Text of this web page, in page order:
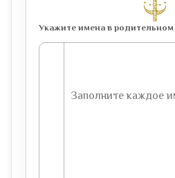
Укажите имена в